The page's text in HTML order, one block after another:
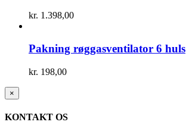
kr. 1.398,00
Pakning røggasventilator 6 huls
kr. 198,00
Close
product
view
×
KONTAKT OS